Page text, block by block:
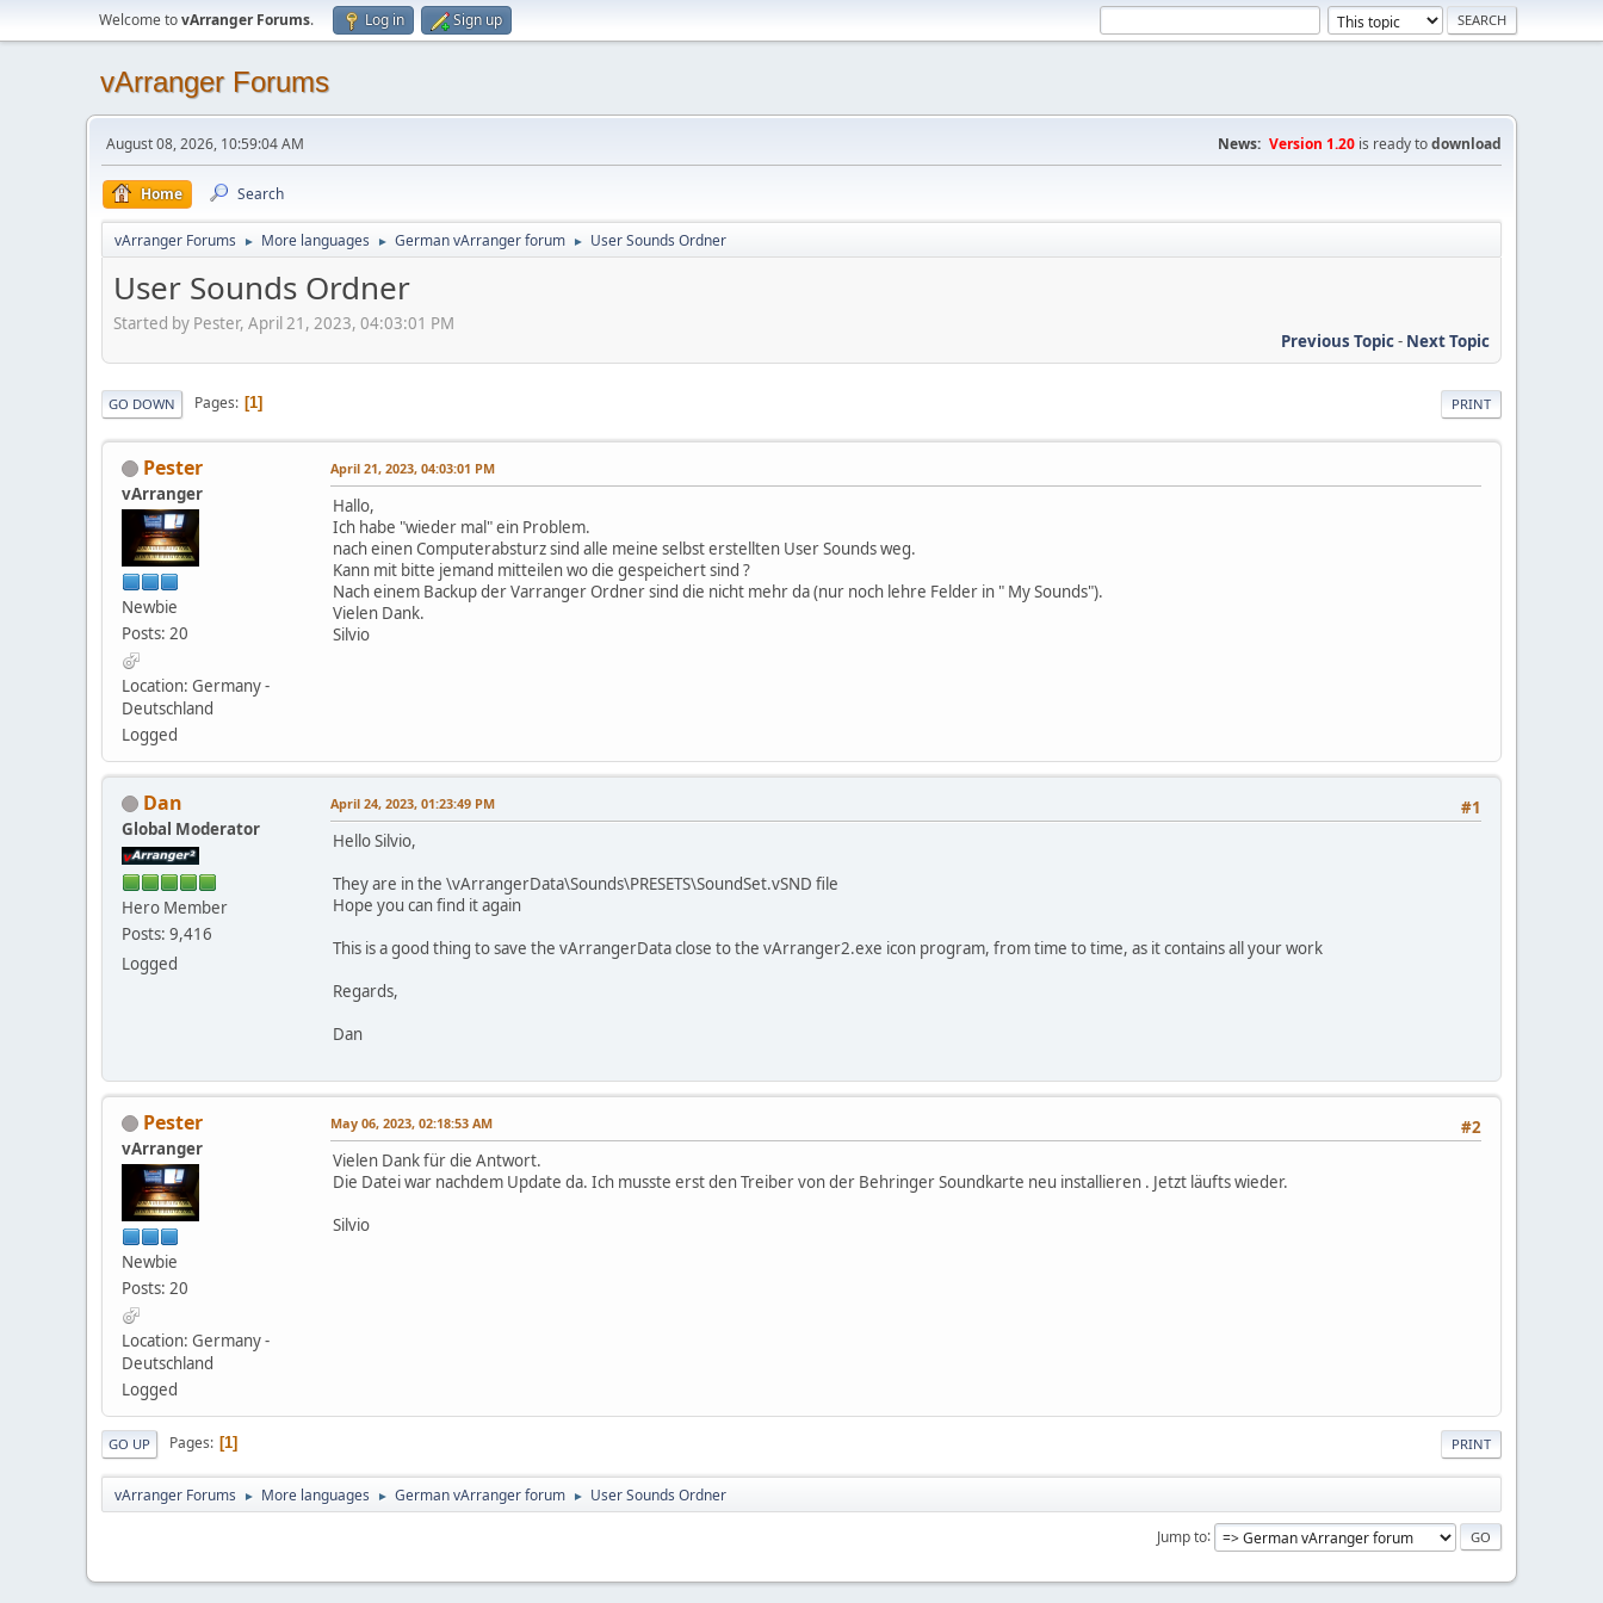
Welcome tovArranger Forums. Log in Sign up
vArranger Forums
August 08, 2026, 10:59:04 AM News: Version 1.20 is ready todownload
Home Search
vArranger Forums ► More languages ► German vArranger forum ► User Sounds Ordner
User Sounds Ordner
Started by Pester, April 21, 2023, 04:03:01 PM
Previous Topic- Next Topic
PRINT
GO DOWN Pages 1
Pester
vArranger
Newbie
Posts: 20
Location: Germany -
Deutschland
Logged
April 21, 2023, 04:03:01 PM
Hallo,
Ich habe "wieder mal" ein Problem.
nach einen Computerabsturz sind alle meine selbst erstellten User Sounds weg.
Kann mit bitte jemand mitteilen wo die gespeichert sind ?
Nach einem Backup der Varranger Ordner sind die nicht mehr da (nur noch lehre Felder in " My Sounds").
Vielen Dank.
Silvio
Dan
Global Moderator
Hero Member
Posts: 9,416
Logged
#1
April 24, 2023, 01:23:49 PM
Hello Silvio,
They are in the \vArrangerData\Sounds\PRESETS\SoundSet.vSND file
Hope you can find it again
This is a good thing to save the vArrangerData close to the vArranger2.exe icon program, from time to time, as it contains all your work
Regards,
Dan
Pester
vArranger
Newbie
Posts: 20
Location: Germany -
Deutschland
Logged
#2
May 06, 2023, 02:18:53 AM
Vielen Dank für die Antwort.
Die Datei war nachdem Update da. Ich musste erst den Treiber von der Behringer Soundkarte neu installieren . Jetzt läufts wieder.
Silvio
PRINT
GO UP Pages 1
vArranger Forums ► More languages ► German vArranger forum ► User Sounds Ordner
Jump to